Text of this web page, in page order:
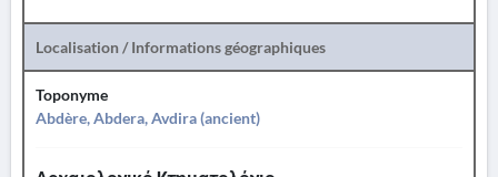
Localisation / Informations géographiques
Toponyme
Abdère, Abdera, Avdira (ancient)